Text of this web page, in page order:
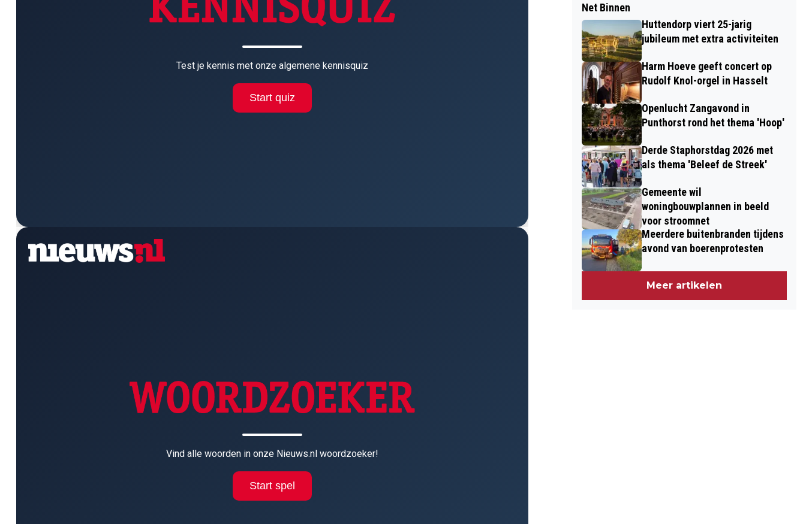
Net Binnen
Huttendorp viert 25-jarig
jubileum met extra activiteiten
Harm Hoeve geeft concert op
Rudolf Knol-orgel in Hasselt
Openlucht Zangavond in
Punthorst rond het thema 'Hoop'
Derde Staphorstdag 2026 met
als thema 'Beleef de Streek'
Gemeente wil
woningbouwplannen in beeld
voor stroomnet
Meerdere buitenbranden tijdens
avond van boerenprotesten
Meer artikelen